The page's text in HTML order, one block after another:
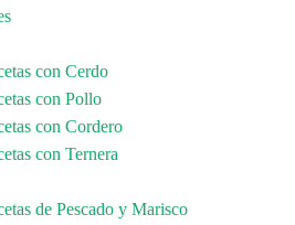
con Cerdo
con Pollo
con Cordero
con Ternera
de Pescado y Marisco